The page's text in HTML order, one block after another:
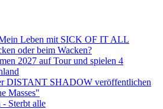
Leben mit SICK OF IT ALL
oder beim Wacken?
2027 auf Tour und spielen 4
DISTANT SHADOW veröffentlichen
Masses"
Sterbt alle